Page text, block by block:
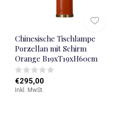
Chinesische Tischlampe
Porzellan mit Schirm
Orange B19xT19xH60cm
€295,00
Inkl. MwSt.